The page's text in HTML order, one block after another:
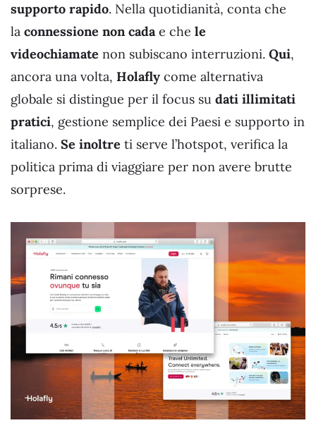
supporto rapido. Nella quotidianità, conta che
la connessione non cadae che le
videochiamate non subiscano interruzioni. Qui,
ancora una volta, Holafly come alternativa
globale si distingue per il focus su dati illimitati
pratici, gestione semplice dei Paesi e supporto in
italiano. Se inoltre ti serve l’hotspot, verifica la
politica prima di viaggiare per non avere brutte
sorprese.